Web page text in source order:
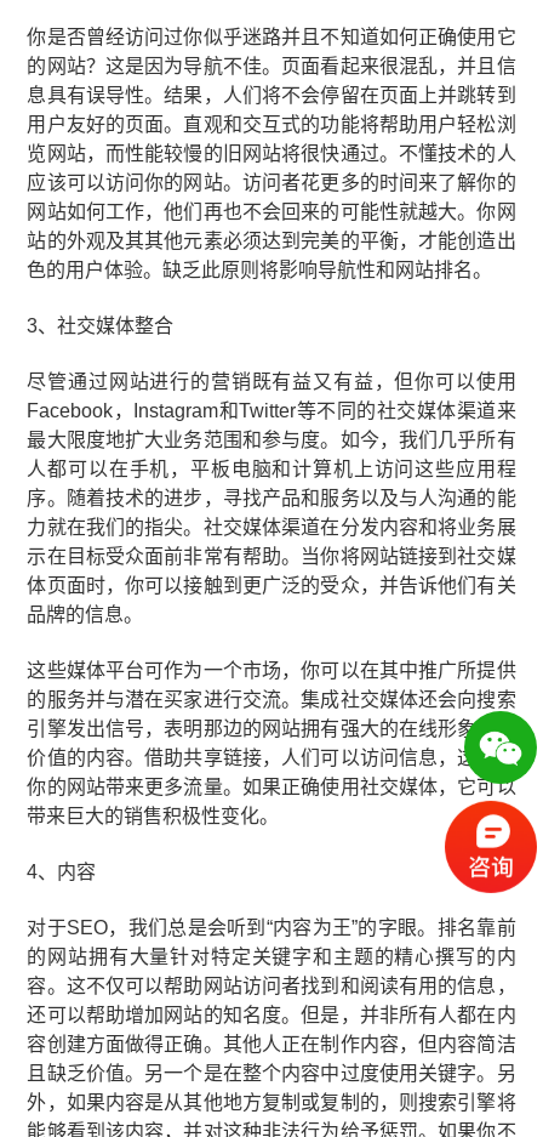
你是否曾经访问过你似乎迷路并且不知道如何正确使用它
的网站？这是因为导航不佳。页面看起来很混乱，并且信
息具有误导性。结果，人们将不会停留在页面上并跳转到
用户友好的页面。直观和交互式的功能将帮助用户轻松浏
览网站，而性能较慢的旧网站将很快通过。不懂技术的人
应该可以访问你的网站。访问者花更多的时间来了解你的
网站如何工作，他们再也不会回来的可能性就越大。你网
站的外观及其其他元素必须达到完美的平衡，才能创造出
色的用户体验。缺乏此原则将影响导航性和网站排名。
3、社交媒体整合
尽管通过网站进行的营销既有益又有益，但你可以使用
Facebook，Instagram和Twitter等不同的社交媒体渠道来
最大限度地扩大业务范围和参与度。如今，我们几乎所有
人都可以在手机，平板电脑和计算机上访问这些应用程
序。随着技术的进步，寻找产品和服务以及与人沟通的能
力就在我们的指尖。社交媒体渠道在分发内容和将业务展
示在目标受众面前非常有帮助。当你将网站链接到社交媒
体页面时，你可以接触到更广泛的受众，并告诉他们有关
品牌的信息。
这些媒体平台可作为一个市场，你可以在其中推广所提供
的服务并与潜在买家进行交流。集成社交媒体还会向搜索
引擎发出信号，表明那边的网站拥有强大的在线形象和有
价值的内容。借助共享链接，人们可以访问信息，这将为
你的网站带来更多流量。如果正确使用社交媒体，它可以
带来巨大的销售积极性变化。
4、内容
对于SEO，我们总是会听到“内容为王”的字眼。排名靠前
的网站拥有大量针对特定关键字和主题的精心撰写的内
容。这不仅可以帮助网站访问者找到和阅读有用的信息，
还可以帮助增加网站的知名度。但是，并非所有人都在内
容创建方面做得正确。其他人正在制作内容，但内容简洁
且缺乏价值。另一个是在整个内容中过度使用关键字。另
外，如果内容是从其他地方复制或复制的，则搜索引擎将
能够看到该内容，并对这种非法行为给予惩罚。如果你不